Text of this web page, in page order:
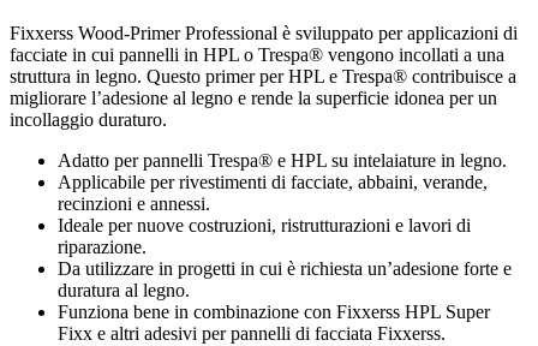
Fixxerss Wood-Primer Professional è sviluppato per applicazioni di
facciate in cui pannelli in HPL o Trespa® vengono incollati a una
struttura in legno. Questo primer per HPL e Trespa® contribuisce a
migliorare l’adesione al legno e rende la superficie idonea per un
incollaggio duraturo.
Adatto per pannelli Trespa® e HPL su intelaiature in legno.
Applicabile per rivestimenti di facciate, abbaini, verande,
recinzioni e annessi.
Ideale per nuove costruzioni, ristrutturazioni e lavori di
riparazione.
Da utilizzare in progetti in cui è richiesta un’adesione forte e
duratura al legno.
Funziona bene in combinazione con Fixxerss HPL Super
Fixx e altri adesivi per pannelli di facciata Fixxerss.